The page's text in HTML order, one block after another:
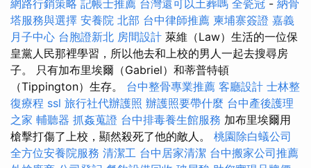
網路行銷策略 記帳士推薦 台灣還可以土葬嗎 全瓷冠 - 納骨
塔服務與選擇 安養院 北部 台中律師推薦 柬埔寨簽證 嘉義
月子中心 台胞證新北 房間設計 萊維（Law）生活的一位保
皇黨人民那裡學習，所以他去和上校的男人一起去搜尋房
子。 只有加布里埃爾（Gabriel）和蒂普特頓
（Tippington）生存。 台中整骨專業推薦 客廳設計 士林整
復療程 ssl 旅行社代辦護照 辦護照要帶什麼 台中產後護理
之家 輔聽器 抓姦蒐證 台中排毒養生館服務 加布里埃爾用
槍擊打傷了上校，顯然殺死了他的敵人。 桃園除白蟻公司
全方位安養院服務 清潔工 台中居家清潔 台中搬家公司推薦